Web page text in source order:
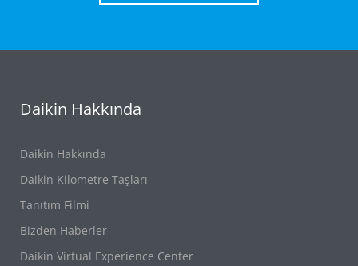
Daikin Hakkında
Daikin Hakkında
Daikin Kilometre Taşları
Tanıtım Filmi
Bizden Haberler
Daikin Virtual Experience Center